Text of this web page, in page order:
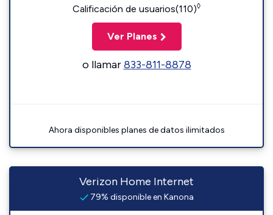
Calificación de usuarios(110)◊
Ver Planes
o llamar833-811-8878
Ahora disponibles planes de datos ilimitados
Verizon Home Internet
79% disponible en Kanona